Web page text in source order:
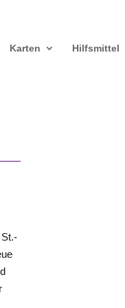
Karten Hilfsmittel